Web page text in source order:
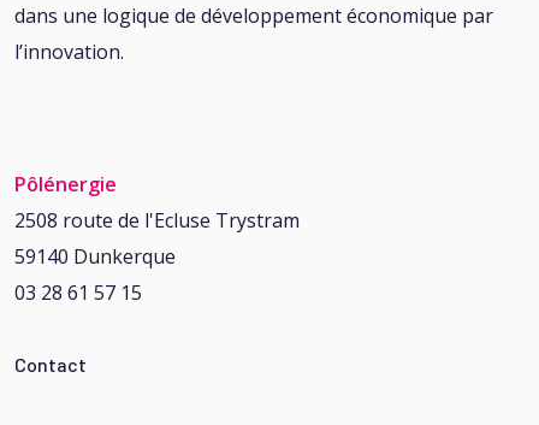
dans une logique de développement économique par
l’innovation.
Pôlénergie
2508 route de l'Ecluse Trystram
59140 Dunkerque
03 28 61 57 15
Contact